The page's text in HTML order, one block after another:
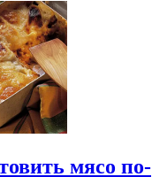
мясо по-